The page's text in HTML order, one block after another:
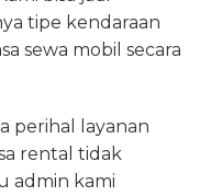
tipe kendaraan
sewa mobil secara
perihal layanan
rental tidak
admin kami